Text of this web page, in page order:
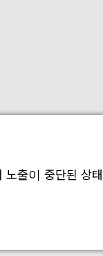
노출이 중단된 상